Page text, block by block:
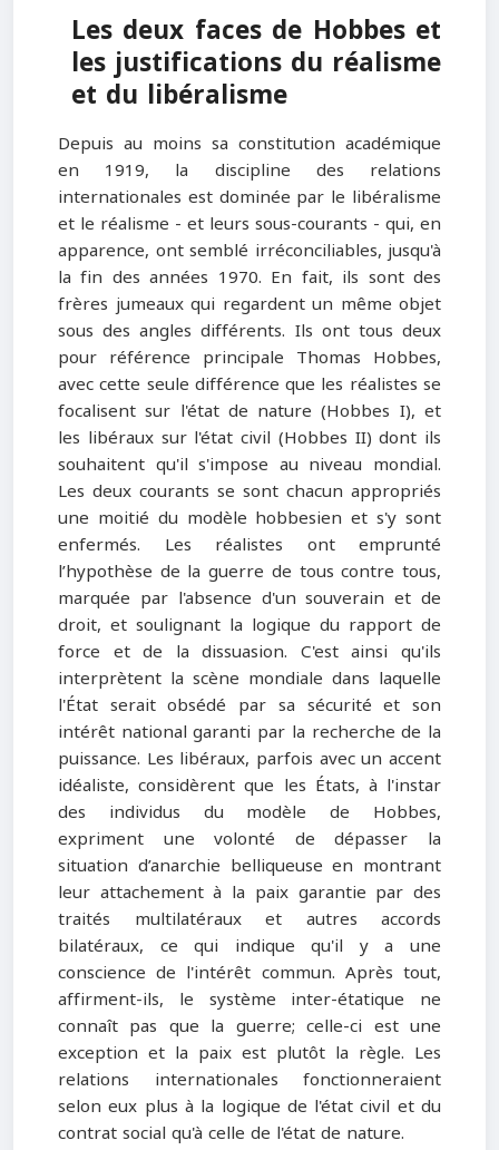
Les deux faces de Hobbes et
les justifications du réalisme
et du libéralisme
Depuis au moins sa constitution académique
en 1919, la discipline des relations
internationales est dominée par le libéralisme
et le réalisme - et leurs sous-courants - qui, en
apparence, ont semblé irréconciliables, jusqu'à
la fin des années 1970. En fait, ils sont des
frères jumeaux qui regardent un même objet
sous des angles différents. Ils ont tous deux
pour référence principale Thomas Hobbes,
avec cette seule différence que les réalistes se
focalisent sur l'état de nature (Hobbes I), et
les libéraux sur l'état civil (Hobbes II) dont ils
souhaitent qu'il s'impose au niveau mondial.
Les deux courants se sont chacun appropriés
une moitié du modèle hobbesien et s'y sont
enfermés. Les réalistes ont emprunté
l’hypothèse de la guerre de tous contre tous,
marquée par l'absence d'un souverain et de
droit, et soulignant la logique du rapport de
force et de la dissuasion. C'est ainsi qu'ils
interprètent la scène mondiale dans laquelle
l'État serait obsédé par sa sécurité et son
intérêt national garanti par la recherche de la
puissance. Les libéraux, parfois avec un accent
idéaliste, considèrent que les États, à l'instar
des individus du modèle de Hobbes,
expriment une volonté de dépasser la
situation d’anarchie belliqueuse en montrant
leur attachement à la paix garantie par des
traités multilatéraux et autres accords
bilatéraux, ce qui indique qu'il y a une
conscience de l'intérêt commun. Après tout,
affirment-ils, le système inter-étatique ne
connaît pas que la guerre; celle-ci est une
exception et la paix est plutôt la règle. Les
relations internationales fonctionneraient
selon eux plus à la logique de l'état civil et du
contrat social qu'à celle de l'état de nature.